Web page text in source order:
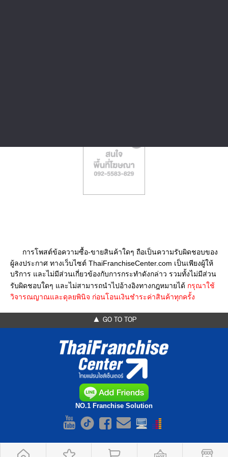
การโพสต์ข้อความซื้อ-ขายสินค้าใดๆ ถือเป็นความรับผิดชอบของ
ผู้ลงประกาศ ทางเว็บไซต์ ThaiFranchiseCenter.com เป็นเพียงผู้ให้
บริการ และไม่มีส่วนเกี่ยวข้องกับการกระทำดังกล่าว รวมทั้งไม่มีส่วน
รับผิดชอบใดๆ และไม่สามารถนำไปอ้างอิงทางกฎหมายได้ กรุณาใช้
วิจารณญาณและดุลยพินิจ ก่อนโอนเงินชำระค่าสินค้าทุกครั้ง
▲ GO TO TOP
NO.1 Franchise Solution